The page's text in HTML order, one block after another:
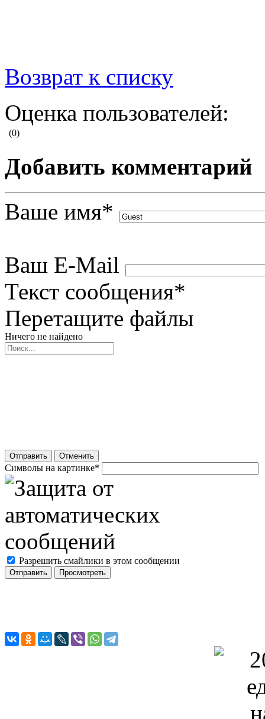
Возврат к списку
Оценка пользователей:
(0)
Добавить комментарий
Ваше имя*
Ваш E-Mail
Текст сообщения*
Перетащите файлы
Ничего не найдено
Отправить Отменить
Символы на картинке*
Разрешить смайлики в этом сообщении